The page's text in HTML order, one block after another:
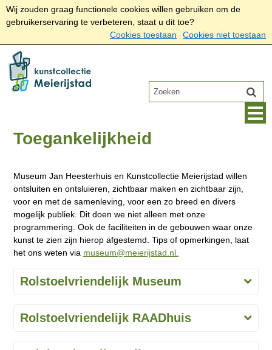
Wij zouden graag functionele cookies willen gebruiken om de
gebruikerservaring te verbeteren, staat u dit toe?
Cookies toestaan
Cookies niet toestaan
Toegankelijkheid
Museum Jan Heesterhuis en Kunstcollectie Meierijstad willen
ontsluiten en ontsluieren, zichtbaar maken en zichtbaar zijn,
voor en met de samenleving, voor een zo breed en divers
mogelijk publiek. Dit doen we niet alleen met onze
programmering. Ook de faciliteiten in de gebouwen waar onze
kunst te zien zijn hierop afgestemd. Tips of opmerkingen, laat
het ons weten via museum@meierijstad.nl.
Rolstoelvriendelijk Museum
Rolstoelvriendelijk RAADhuis